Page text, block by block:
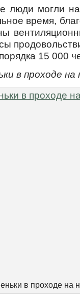
люди могли
время,
15 000
в проходе
в проходе на